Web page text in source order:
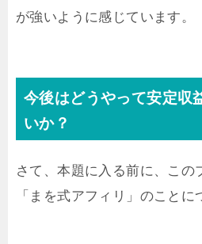
が強いように感じています。
今後はどうやって安定収
いか？
さて、本題に入る前に、この
「まを式アフィリ」のことに